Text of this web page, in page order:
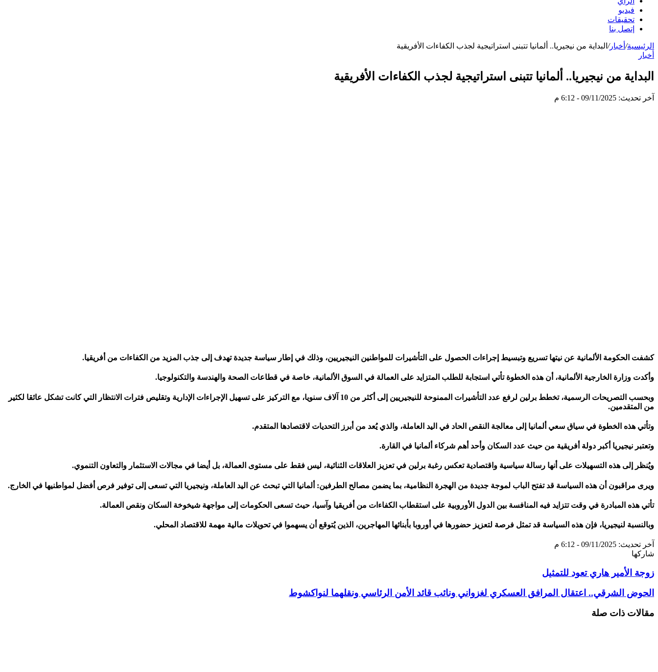
فيديو
تحقيقات
إتصل بنا
الرئيسية/ أخبار/ البداية من نيجيريا.. ألمانيا تتبنى استراتيجية لجذب الكفاءات الأفريقية
أخبار
البداية من نيجيريا.. ألمانيا تتبنى استراتيجية لجذب الكفاءات الأفريقية
آخر تحديث: 09/11/2025 - 6:12 م
كشفت الحكومة الألمانية عن نيتها تسريع وتبسيط إجراءات الحصول على التأشيرات للمواطنين النيجيريين، وذلك في إطار سياسة جديدة تهدف إلى جذب المزيد من الكفاءات من أفريقيا.
وأكدت وزارة الخارجية الألمانية، أن هذه الخطوة تأتي استجابة للطلب المتزايد على العمالة في السوق الألمانية، خاصة في قطاعات الصحة والهندسة والتكنولوجيا.
وبحسب التصريحات الرسمية، تخطط برلين لرفع عدد التأشيرات الممنوحة للنيجيريين إلى أكثر من 10 آلاف سنويا، مع التركيز على تسهيل الإجراءات الإدارية وتقليص فترات الانتظار التي كانت تشكل عائقا لكثير
من المتقدمين.
وتأتي هذه الخطوة في سياق سعي ألمانيا إلى معالجة النقص الحاد في اليد العاملة، والذي يُعد من أبرز التحديات لاقتصادها المتقدم.
وتعتبر نيجيريا أكبر دولة أفريقية من حيث عدد السكان وأحد أهم شركاء ألمانيا في القارة.
ويُنظر إلى هذه التسهيلات على أنها رسالة سياسية واقتصادية تعكس رغبة برلين في تعزيز العلاقات الثنائية، ليس فقط على مستوى العمالة، بل أيضا في مجالات الاستثمار والتعاون التنموي.
ويرى مراقبون أن هذه السياسة قد تفتح الباب لموجة جديدة من الهجرة النظامية، بما يضمن مصالح الطرفين: ألمانيا التي تبحث عن اليد العاملة، ونيجيريا التي تسعى إلى توفير فرص أفضل لمواطنيها في الخارج.
تأتي هذه المبادرة في وقت تتزايد فيه المنافسة بين الدول الأوروبية على استقطاب الكفاءات من أفريقيا وآسيا، حيث تسعى الحكومات إلى مواجهة شيخوخة السكان ونقص العمالة.
وبالنسبة لنيجيريا، فإن هذه السياسة قد تمثل فرصة لتعزيز حضورها في أوروبا بأبنائها المهاجرين، الذين يُتوقع أن يسهموا في تحويلات مالية مهمة للاقتصاد المحلي.
آخر تحديث: 09/11/2025 - 6:12 م
شاركها
عبر
زوجة الأمير هاري تعود للتمثيل
الحوض الشرقي.. اعتقال المرافق العسكري لغزواني ونائب قائد الأمن الرئاسي ونقلهما لنواكشوط
مقالات ذات صلة